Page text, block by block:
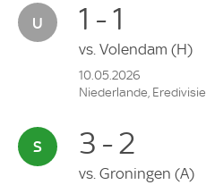
1 - 1
vs. Volendam (H)
10.05.2026
Niederlande, Eredivisie
3 - 2
vs. Groningen (A)